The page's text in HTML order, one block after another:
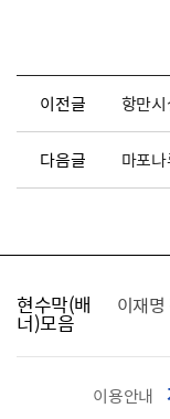
이전글 항만
다음글
현수막(배
너)모음
찾습니다 이재
이용안내